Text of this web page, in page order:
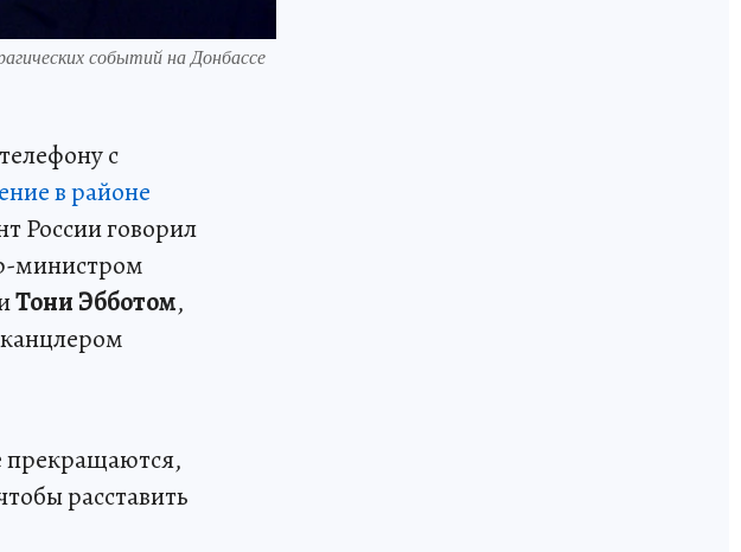
событий на Донбассе
с
в районе
России говорил
министром
Тони Эбботом,
прекращаются,
расставить